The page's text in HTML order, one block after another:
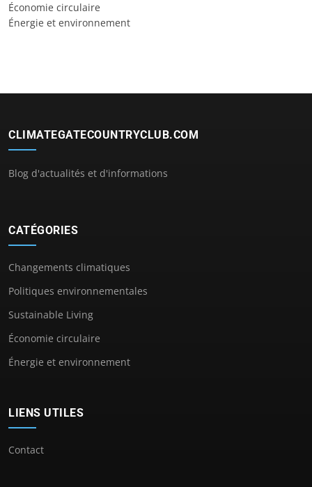
Économie circulaire
Énergie et environnement
CLIMATEGATECOUNTRYCLUB.COM
Blog d'actualités et d'informations
CATÉGORIES
Changements climatiques
Politiques environnementales
Sustainable Living
Économie circulaire
Énergie et environnement
LIENS UTILES
Contact